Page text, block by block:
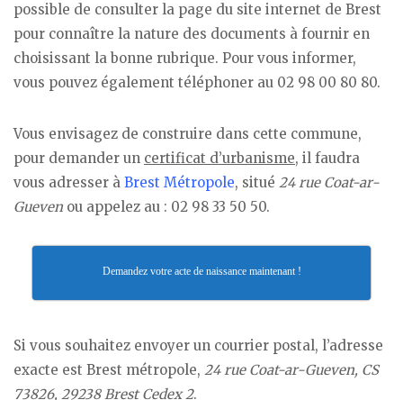
possible de consulter la page du site internet de Brest
pour connaître la nature des documents à fournir en
choisissant la bonne rubrique. Pour vous informer,
vous pouvez également téléphoner au 02 98 00 80 80.
Vous envisagez de construire dans cette commune,
pour demander un certificat d’urbanisme, il faudra
vous adresser à Brest Métropole, situé 24 rue Coat-ar-
Gueven ou appelez au : 02 98 33 50 50.
Demandez votre acte de naissance maintenant !
Si vous souhaitez envoyer un courrier postal, l’adresse
exacte est Brest métropole, 24 rue Coat-ar-Gueven, CS
73826, 29238 Brest Cedex 2.